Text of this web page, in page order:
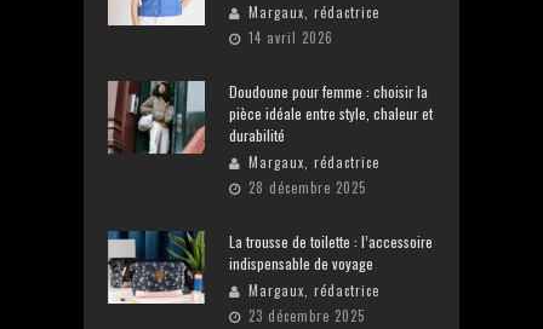
Margaux, rédactrice
14 avril 2026
Doudoune pour femme : choisir la
pièce idéale entre style, chaleur et
durabilité
Margaux, rédactrice
28 décembre 2025
La trousse de toilette : l’accessoire
indispensable de voyage
Margaux, rédactrice
23 décembre 2025